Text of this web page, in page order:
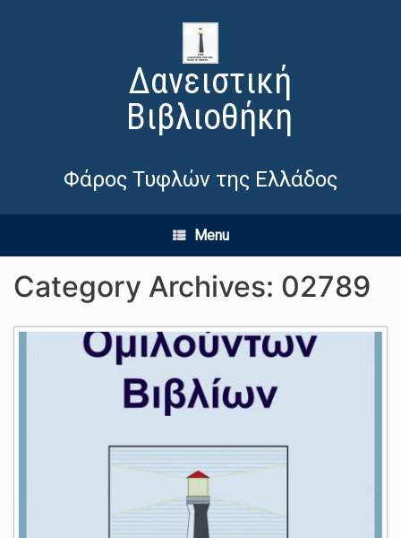
Δανειστική
Βιβλιοθήκη
Φάρος Τυφλών της Ελλάδος
Menu
Category Archives: 02789